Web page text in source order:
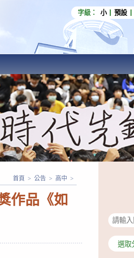
字級： 小 預設
作品《如
首頁 > 公告 > 高中 >
分
類